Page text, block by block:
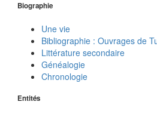
Biographie
Une vie
Bibliographie : Ouvrages de
Littérature secondaire
Généalogie
Chronologie
Entités